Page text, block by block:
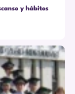
y hábitos